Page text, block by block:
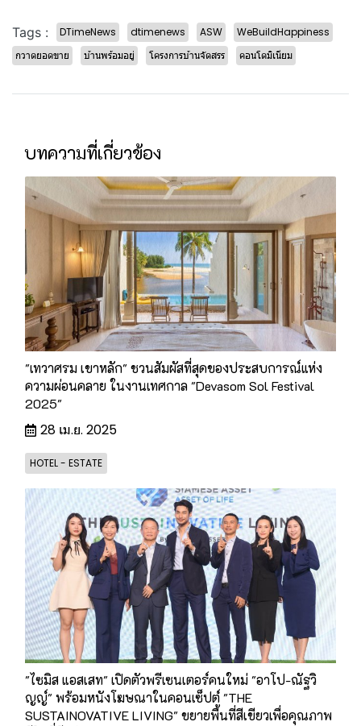
Tags : DTimeNews dtimenews ASW
WeBuildHappiness
กวาดยอดขาย
บ้านพร้อมอยู่ โครงการบ้านจัดสรร คอนโดมิเนียม
บทความที่เกี่ยวข้อง
"เทวาศรม เขาหลัก" ชวนสัมผัสที่สุดของประสบการณ์แห่ง
ความผ่อนคลาย ในงานเทศกาล "Devasom Sol Festival
2025"
28 เม.ย. 2025
HOTEL - ESTATE
"ไซมิส แอสเสท" เปิดตัวพรีเซนเตอร์คนใหม่ "อาโป-ณัฐวิ
ญญ์" พร้อมหนังโฆษณาในคอนเซ็ปต์ "THE
SUSTAINOVATIVE LIVING" ขยายพื้นที่สีเขียวเพื่อคุณภาพ